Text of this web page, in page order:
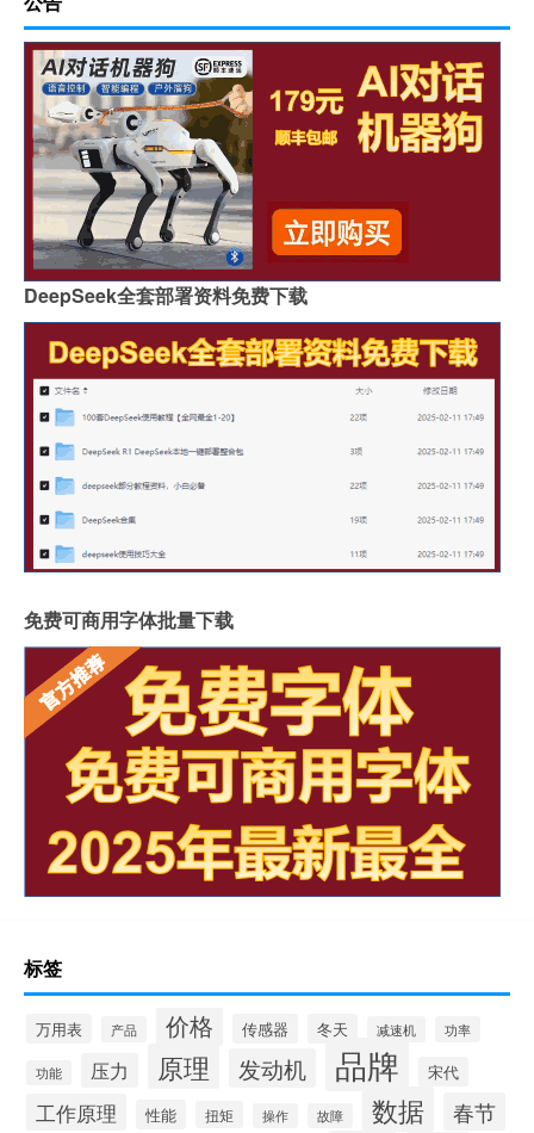
DeepSeek全套部署资料免费下载
免费可商用字体批量下载
标签
万用表 产品 价格 传感器 冬天 减速机 功率
功能 压力 原理 发动机 品牌 宋代
工作原理 性能 扭矩 操作 故障 数据 春节